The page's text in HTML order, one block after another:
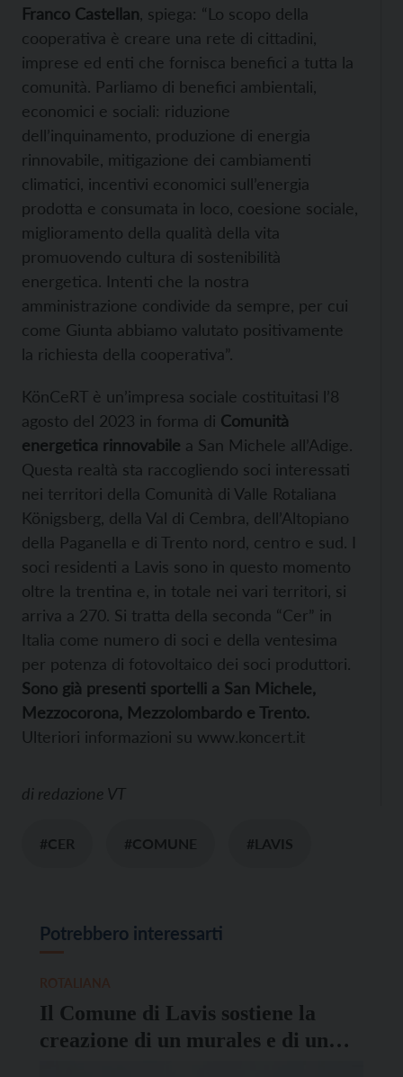
Franco Castellan , spiega: “Lo scopo della
cooperativa è creare una rete di cittadini,
imprese ed enti che fornisca benefici a tutta la
comunità. Parliamo di benefici ambientali,
economici e sociali: riduzione
dell’inquinamento, produzione di energia
rinnovabile, mitigazione dei cambiamenti
climatici, incentivi economici sull’energia
prodotta e consumata in loco, coesione sociale,
miglioramento della qualità della vita
promuovendo cultura di sostenibilità
energetica. Intenti che la nostra
amministrazione condivide da sempre, per cui
come Giunta abbiamo valutato positivamente
la richiesta della cooperativa”.
KönCeRT è un’impresa sociale costituitasi l’8
agosto del 2023 in forma di Comunità
energetica rinnovabile a San Michele all’Adige.
Questa realtà sta raccogliendo soci interessati
nei territori della Comunità di Valle Rotaliana
Königsberg, della Val di Cembra, dell’Altopiano
della Paganella e di Trento nord, centro e sud. I
soci residenti a Lavis sono in questo momento
oltre la trentina e, in totale nei vari territori, si
arriva a 270. Si tratta della seconda “Cer” in
Italia come numero di soci e della ventesima
per potenza di fotovoltaico dei soci produttori.
Sono già presenti sportelli a San Michele,
Mezzocorona, Mezzolombardo e Trento.
Ulteriori informazioni su www.koncert.it
di redazione VT
#CER #COMUNE #LAVIS
Potrebbero interessarti
Il Comune di Lavis sostiene la
creazione di un murales e di un